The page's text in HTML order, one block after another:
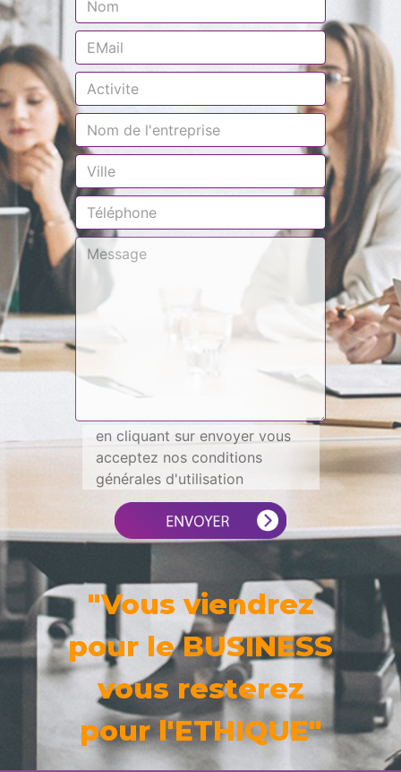
en cliquant sur envoyer vous
acceptez nos conditions
générales d'utilisation
"Vous viendrez
pour le BUSINESS
vous resterez
pour l'ETHIQUE"